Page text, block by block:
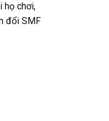
họ chơi,
đổi SMF